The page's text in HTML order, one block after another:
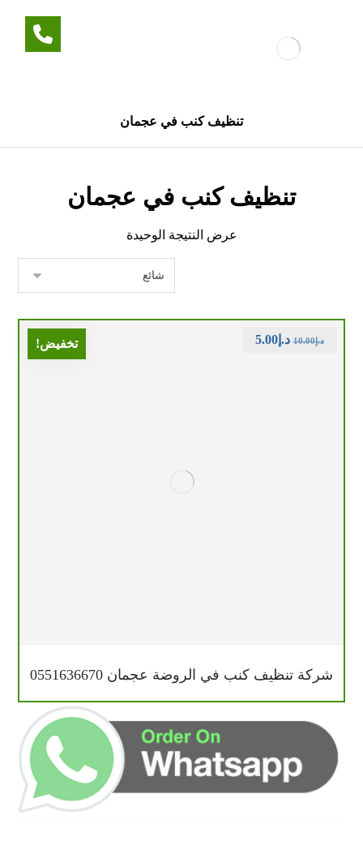
تنظيف كنب في عجمان
تنظيف كنب في عجمان
عرض النتيجة الوحيدة
تخفيض!
شركة تنظيف كنب في الروضة عجمان 0551636670
د.إ10.00 د.إ5.00